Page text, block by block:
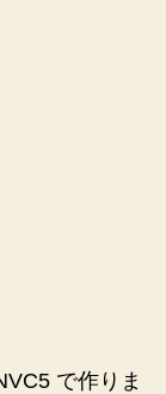
で作りま